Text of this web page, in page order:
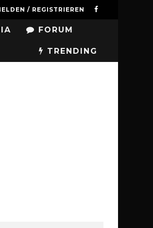
/ REGISTRIEREN
FORUM
TRENDING